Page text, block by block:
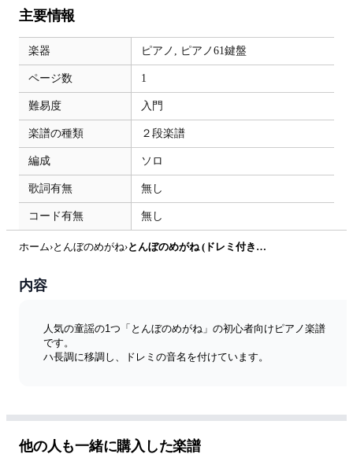
主要情報
楽器 ピアノ, ピアノ61鍵盤
ページ数 1
難易度 入門
楽譜の種類 ２段楽譜
編成 ソロ
歌詞有無 無し
コード有無 無し
ホーム›とんぼのめがね› とんぼのめがね (ドレミ付き簡単楽譜) by ピアノ塾
内容
人気の童謡の1つ「とんぼのめがね」の初心者向けピアノ楽譜
です。
ハ長調に移調し、ドレミの音名を付けています。
他の人も一緒に購入した楽譜